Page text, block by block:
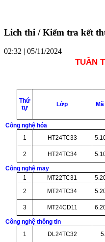
Lich thi / Kiểm tra kết
02:32 | 05/11/2024
TUẦN
Thứ
tự
Lớp
Công nghệ hóa
1
HT24TC33
2 HT24TC34
Công nghệ may
1
MT22TC31
2
MT24TC34
3 MT24CD11
Công nghệ thông tin
1
DL24TC32